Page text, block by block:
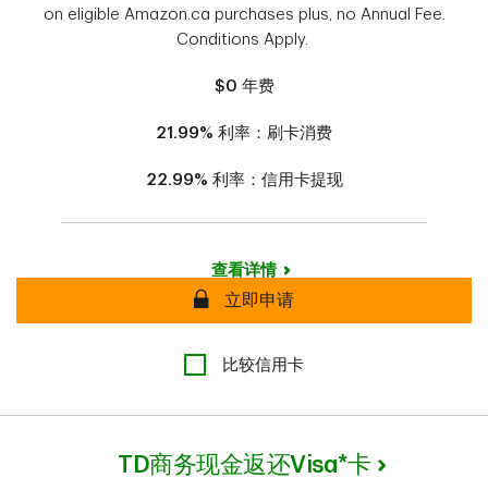
on eligible Amazon.ca purchases plus, no Annual Fee.
Conditions Apply.
$0 年费
21.99% 利率：刷卡消费
22.99% 利率：信用卡提现
查看详情
安全立即申请
比较信用卡
TD商务现金返还Visa*卡